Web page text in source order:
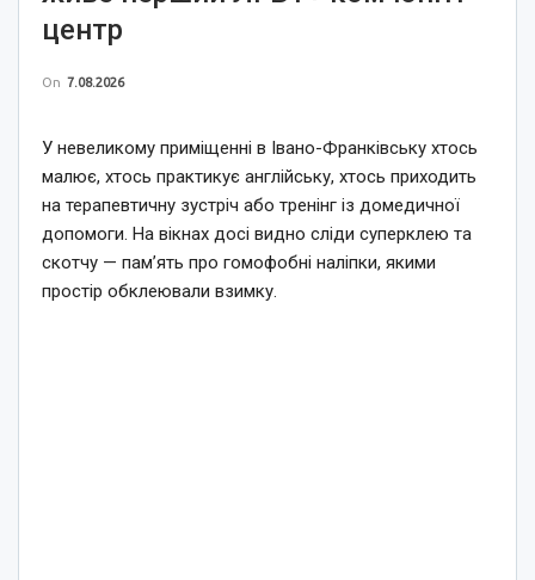
центр
On 7.08.2026
У невеликому приміщенні в Івано-Франківську хтось
малює, хтось практикує англійську, хтось приходить
на терапевтичну зустріч або тренінг із домедичної
допомоги. На вікнах досі видно сліди суперклею та
скотчу — пам’ять про гомофобні наліпки, якими
простір обклеювали взимку.